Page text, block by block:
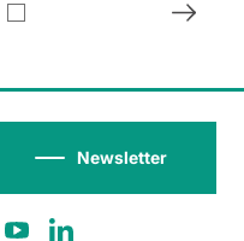
Newsletter